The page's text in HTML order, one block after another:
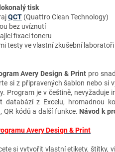
tisk
QCT (Quattro Clean Technology)
bez uvíznutí
fixaci toneru
testy ve vlastní zkušební laboratoři
Avery Design & Print pro
si z připravených šablon nebo si
Program je v češtině, nevyžaduje
databází z Excelu, hromadnou
QR kódů a další funkce. Návod k
Avery Design & Print
si vytvořit vlastní etikety, štítky,